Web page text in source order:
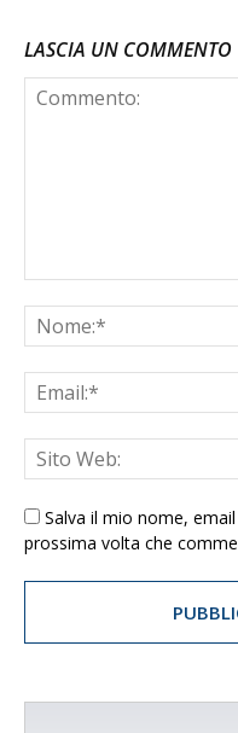
LASCIA UN COMMENTO
Salva il mio nome,
prossima volta che